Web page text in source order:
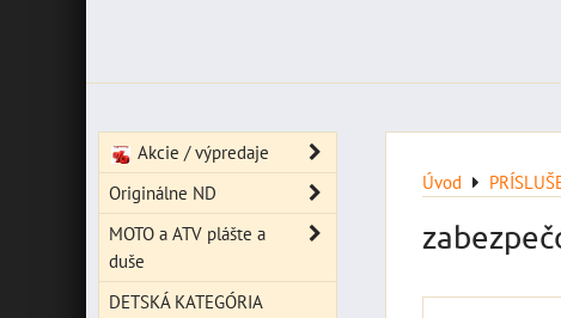
Úvod
Akcie / výpredaje
Originálne ND
MOTO a ATV plášte a
duše
DETSKÁ KATEGÓRIA